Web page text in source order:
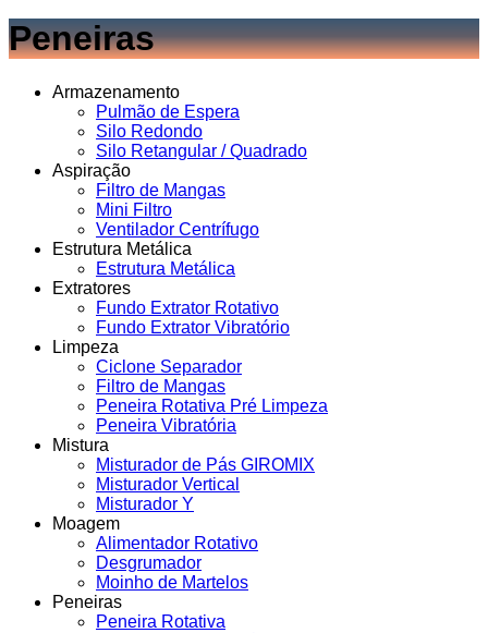
Peneiras
Armazenamento
Pulmão de Espera
Silo Redondo
Silo Retangular / Quadrado
Aspiração
Filtro de Mangas
Mini Filtro
Ventilador Centrífugo
Estrutura Metálica
Estrutura Metálica
Extratores
Fundo Extrator Rotativo
Fundo Extrator Vibratório
Limpeza
Ciclone Separador
Filtro de Mangas
Peneira Rotativa Pré Limpeza
Peneira Vibratória
Mistura
Misturador de Pás GIROMIX
Misturador Vertical
Misturador Y
Moagem
Alimentador Rotativo
Desgrumador
Moinho de Martelos
Peneiras
Peneira Rotativa